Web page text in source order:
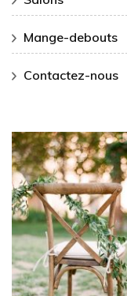
Mange-debouts
Contactez-nous